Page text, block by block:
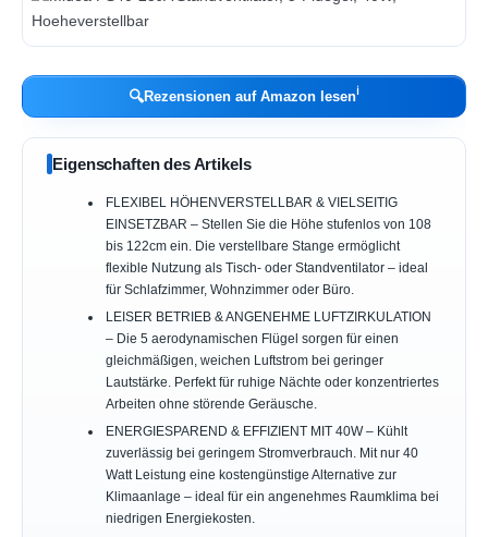
🔍Rezensionen auf Amazon lesenℹ︎
Eigenschaften des Artikels
FLEXIBEL HÖHENVERSTELLBAR & VIELSEITIG
EINSETZBAR – Stellen Sie die Höhe stufenlos von 108
bis 122cm ein. Die verstellbare Stange ermöglicht
flexible Nutzung als Tisch- oder Standventilator – ideal
für Schlafzimmer, Wohnzimmer oder Büro.
LEISER BETRIEB & ANGENEHME LUFTZIRKULATION
– Die 5 aerodynamischen Flügel sorgen für einen
gleichmäßigen, weichen Luftstrom bei geringer
Lautstärke. Perfekt für ruhige Nächte oder konzentriertes
Arbeiten ohne störende Geräusche.
ENERGIESPAREND & EFFIZIENT MIT 40W – Kühlt
zuverlässig bei geringem Stromverbrauch. Mit nur 40
Watt Leistung eine kostengünstige Alternative zur
Klimaanlage – ideal für ein angenehmes Raumklima bei
niedrigen Energiekosten.